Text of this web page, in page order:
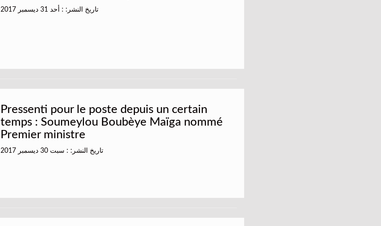
تاريخ النشر: : أحد 31 ديسمبر 2017
Pressenti pour le poste depuis un certain
temps : Soumeylou Boubèye Maïga nommé
Premier ministre
تاريخ النشر: : سبت 30 ديسمبر 2017